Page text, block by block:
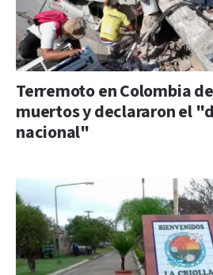
Terremoto en Colombia
muertos y declararon el
nacional"